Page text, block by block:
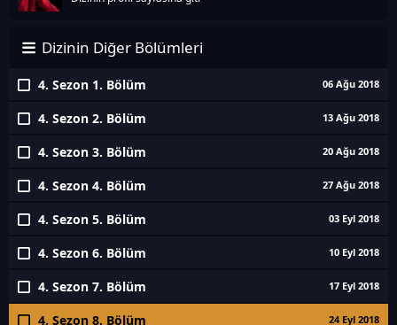
Dizinin Diğer Bölümleri
4. Sezon 1. Bölüm 06 Ağu 2018
4. Sezon 2. Bölüm 13 Ağu 2018
4. Sezon 3. Bölüm 20 Ağu 2018
4. Sezon 4. Bölüm 27 Ağu 2018
4. Sezon 5. Bölüm 03 Eyl 2018
4. Sezon 6. Bölüm 10 Eyl 2018
4. Sezon 7. Bölüm 17 Eyl 2018
4. Sezon 8. Bölüm 24 Eyl 2018